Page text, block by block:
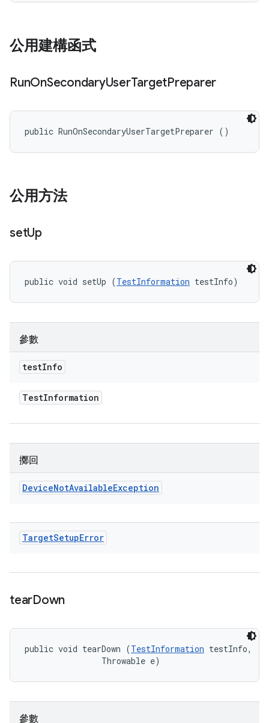
公用建構函式
RunOnSecondaryUserTargetPreparer
public RunOnSecondaryUserTargetPreparer ()
公用方法
setUp
public void setUp (TestInformation testInfo)
參數
testInfo
TestInformation
擲回
DeviceNotAvailableException
TargetSetupError
tearDown
public void tearDown (TestInformation testInfo,
                Throwable e)
參數